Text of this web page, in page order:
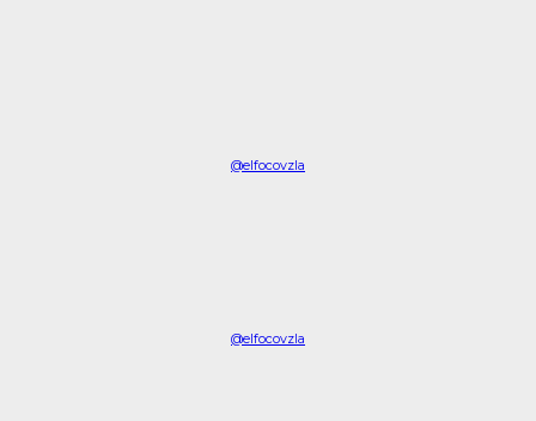
@elfocovzla
@elfocovzla